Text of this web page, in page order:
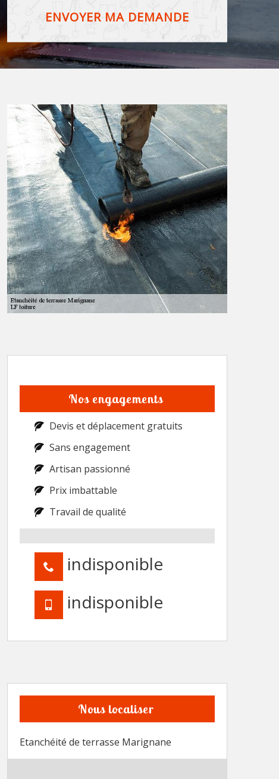
Nos engagements
Devis et déplacement gratuits
Sans engagement
Artisan passionné
Prix imbattable
Travail de qualité
indisponible
indisponible
Nous localiser
Etanchéité de terrasse Marignane